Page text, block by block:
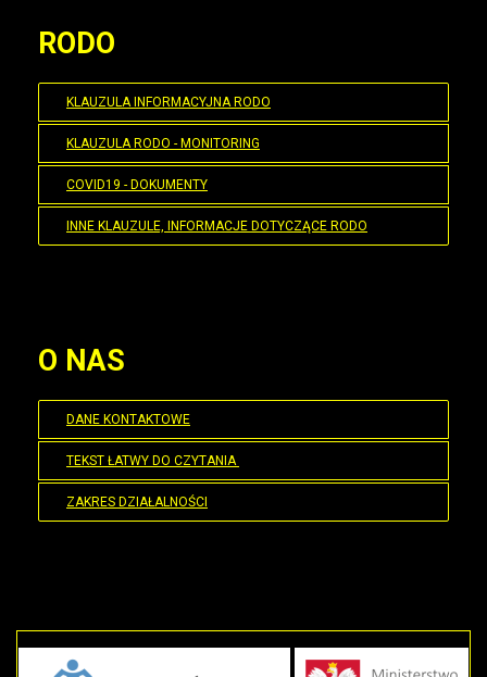
RODO
KLAUZULA INFORMACYJNA RODO
KLAUZULA RODO - MONITORING
COVID19 - DOKUMENTY
INNE KLAUZULE, INFORMACJE DOTYCZĄCE RODO
O NAS
DANE KONTAKTOWE
TEKST ŁATWY DO CZYTANIA
ZAKRES DZIAŁALNOŚCI